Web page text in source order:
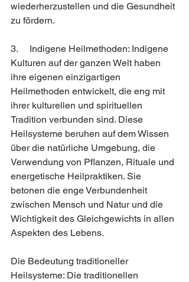
wiederherzustellen und die Gesundheit
zu fördern.
3.     Indigene Heilmethoden: Indigene
Kulturen auf der ganzen Welt haben
ihre eigenen einzigartigen
Heilmethoden entwickelt, die eng mit
ihrer kulturellen und spirituellen
Tradition verbunden sind. Diese
Heilsysteme beruhen auf dem Wissen
über die natürliche Umgebung, die
Verwendung von Pflanzen, Rituale und
energetische Heilpraktiken. Sie
betonen die enge Verbundenheit
zwischen Mensch und Natur und die
Wichtigkeit des Gleichgewichts in allen
Aspekten des Lebens.
Die Bedeutung traditioneller
Heilsysteme: Die traditionellen